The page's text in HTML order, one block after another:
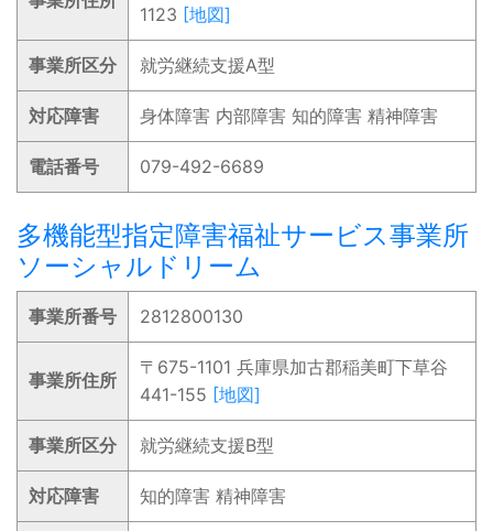
1123 [地図]
事業所区分 就労継続支援A型
対応障害 身体障害 内部障害 知的障害 精神障害
電話番号 079-492-6689
多機能型指定障害福祉サービス事業所
ソーシャルドリーム
事業所番号 2812800130
事業所住所
〒675-1101 兵庫県加古郡稲美町下草谷
441-155 [地図]
事業所区分 就労継続支援B型
対応障害 知的障害 精神障害